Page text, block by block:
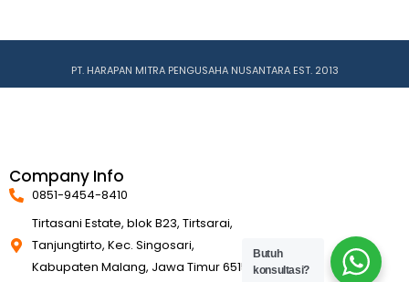
PT. HARAPAN MITRA PENGUSAHA NUSANTARA EST. 2013
Company Info
0851-9454-8410
Tirtasani Estate, blok B23, Tirtsarai,
Tanjungtirto, Kec. Singosari,
Kabupaten Malang, Jawa Timur 65153
Butuh
konsultasi?